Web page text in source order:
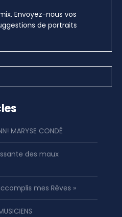
Envoyez-nous vos
de portraits
MARYSE CONDÉ
des maux
mes Rêves »